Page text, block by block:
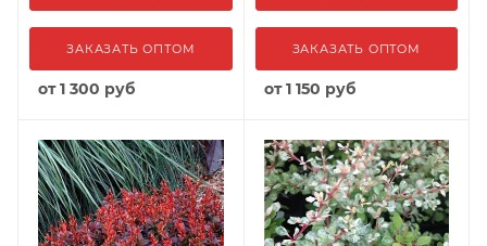
ЗАКАЗАТЬ ОПТОМ
от1 300 руб
ЗАКАЗАТЬ ОПТОМ
от1 150 руб